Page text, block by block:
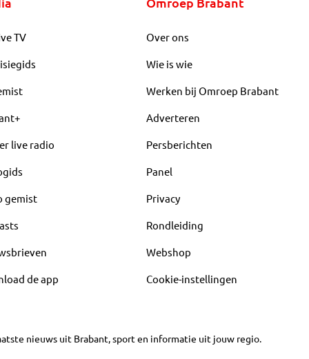
TV
live radio
gemist
de app
Over ons
Wie is wie
Werken bij Omroep Brabant
Adverteren
Persberichten
Panel
Privacy
Rondleiding
Webshop
Cookie-instellingen
nieuws uit Brabant, sport en informatie uit jouw regio.